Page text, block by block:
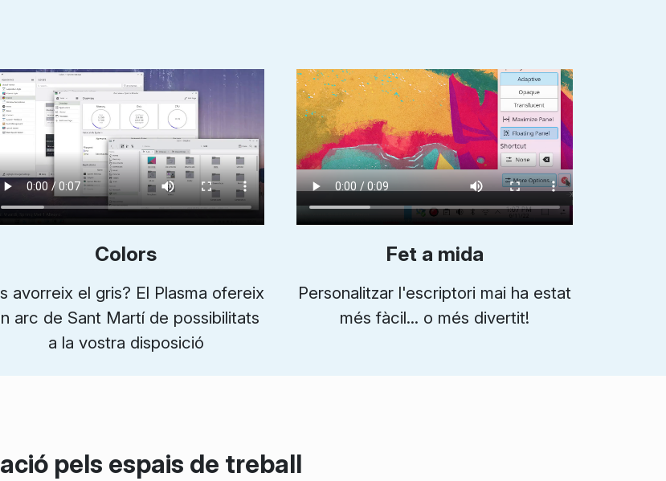
Colors
avorreix el gris? El Plasma ofereix
arc de Sant Martí de possibilitats
a la vostra disposició
Fet a mida
Personalitzar l'escriptori mai ha estat
més fàcil... o més divertit!
pels espais de treball